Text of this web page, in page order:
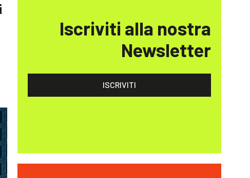
Iscriviti alla nostra
Newsletter
ISCRIVITI